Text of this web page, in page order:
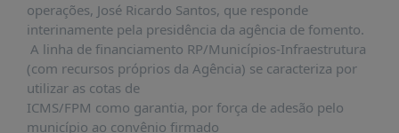
LIVROS
ESTUDOS
NOTÍCIAS
PRÊMIO
operações, José Ricardo Santos, que responde
interinamente pela presidência da agência de fomento.
A linha de financiamento RP/Municípios-Infraestrutura
(com recursos próprios da Agência) se caracteriza por
utilizar as cotas de
ICMS/FPM como garantia, por força de adesão pelo
município ao convênio firmado